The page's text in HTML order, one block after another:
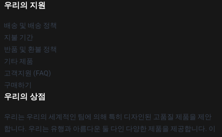
우리의 지원
배송 및 배송 정책
지불 기간
반품 및 환불 정책
기타 제품
고객지원 (FAQ)
구매하기
우리의 상점
우리는 우리의 세계적인 팀에 의해 특히 디자인된 고품질 제품을 제안
합니다. 우리는 유행과 아름다운 둘 다인 다양한 제품을 제공합니다. 이